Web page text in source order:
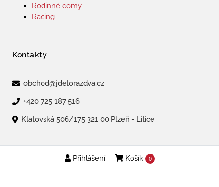
Přihlášení Košík 0
Rodinné domy
Racing
Kontakty
obchod@jdetorazdva.cz
+420 725 187 516
Klatovská 506/175 321 00 Plzeň - Litice
Copyright © 2026 | jdetorazdva